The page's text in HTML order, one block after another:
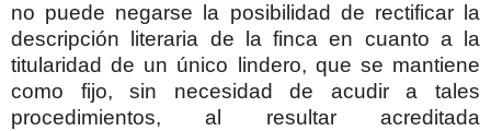
no puede negarse la posibilidad de rectificar la
descripción literaria de la finca en cuanto a la
titularidad de un único lindero, que se mantiene
como fijo, sin necesidad de acudir a tales
procedimientos, al resultar acreditada